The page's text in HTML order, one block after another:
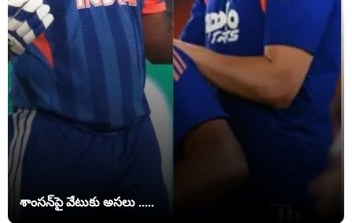
శాంసన్‌పై వేటుకు అసలు .....